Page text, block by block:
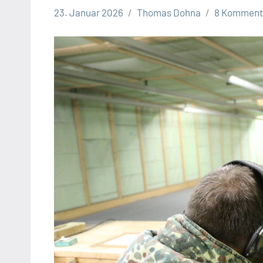
Politik
SPD
23. Januar 2026 Thomas Dohna 8